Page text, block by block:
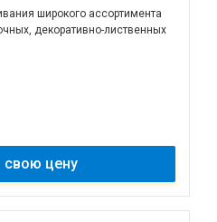
широкого ассортимента
декоративно-лиственных
свою цену